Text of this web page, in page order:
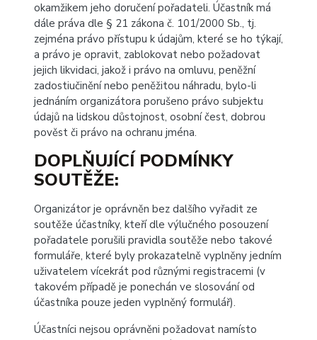
okamžikem jeho doručení pořadateli. Účastník má
dále práva dle § 21 zákona č. 101/2000 Sb., tj.
zejména právo přístupu k údajům, které se ho týkají,
a právo je opravit, zablokovat nebo požadovat
jejich likvidaci, jakož i právo na omluvu, peněžní
zadostiučinění nebo peněžitou náhradu, bylo-li
jednáním organizátora porušeno právo subjektu
údajů na lidskou důstojnost, osobní čest, dobrou
pověst či právo na ochranu jména.
DOPLŇUJÍCÍ PODMÍNKY
SOUTĚŽE:
Organizátor je oprávněn bez dalšího vyřadit ze
soutěže účastníky, kteří dle výlučného posouzení
pořadatele porušili pravidla soutěže nebo takové
formuláře, které byly prokazatelně vyplněny jedním
uživatelem vícekrát pod různými registracemi (v
takovém případě je ponechán ve slosování od
účastníka pouze jeden vyplněný formulář).
Účastníci nejsou oprávněni požadovat namísto